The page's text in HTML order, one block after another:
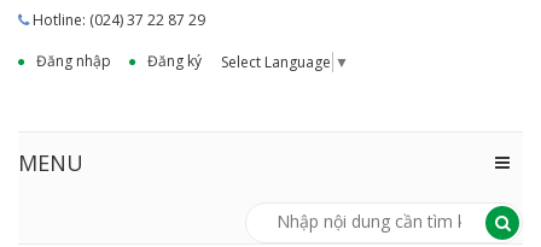
Hotline: (024) 37 22 87 29
Đăng nhập
Đăng ký Select Language ▼
MENU